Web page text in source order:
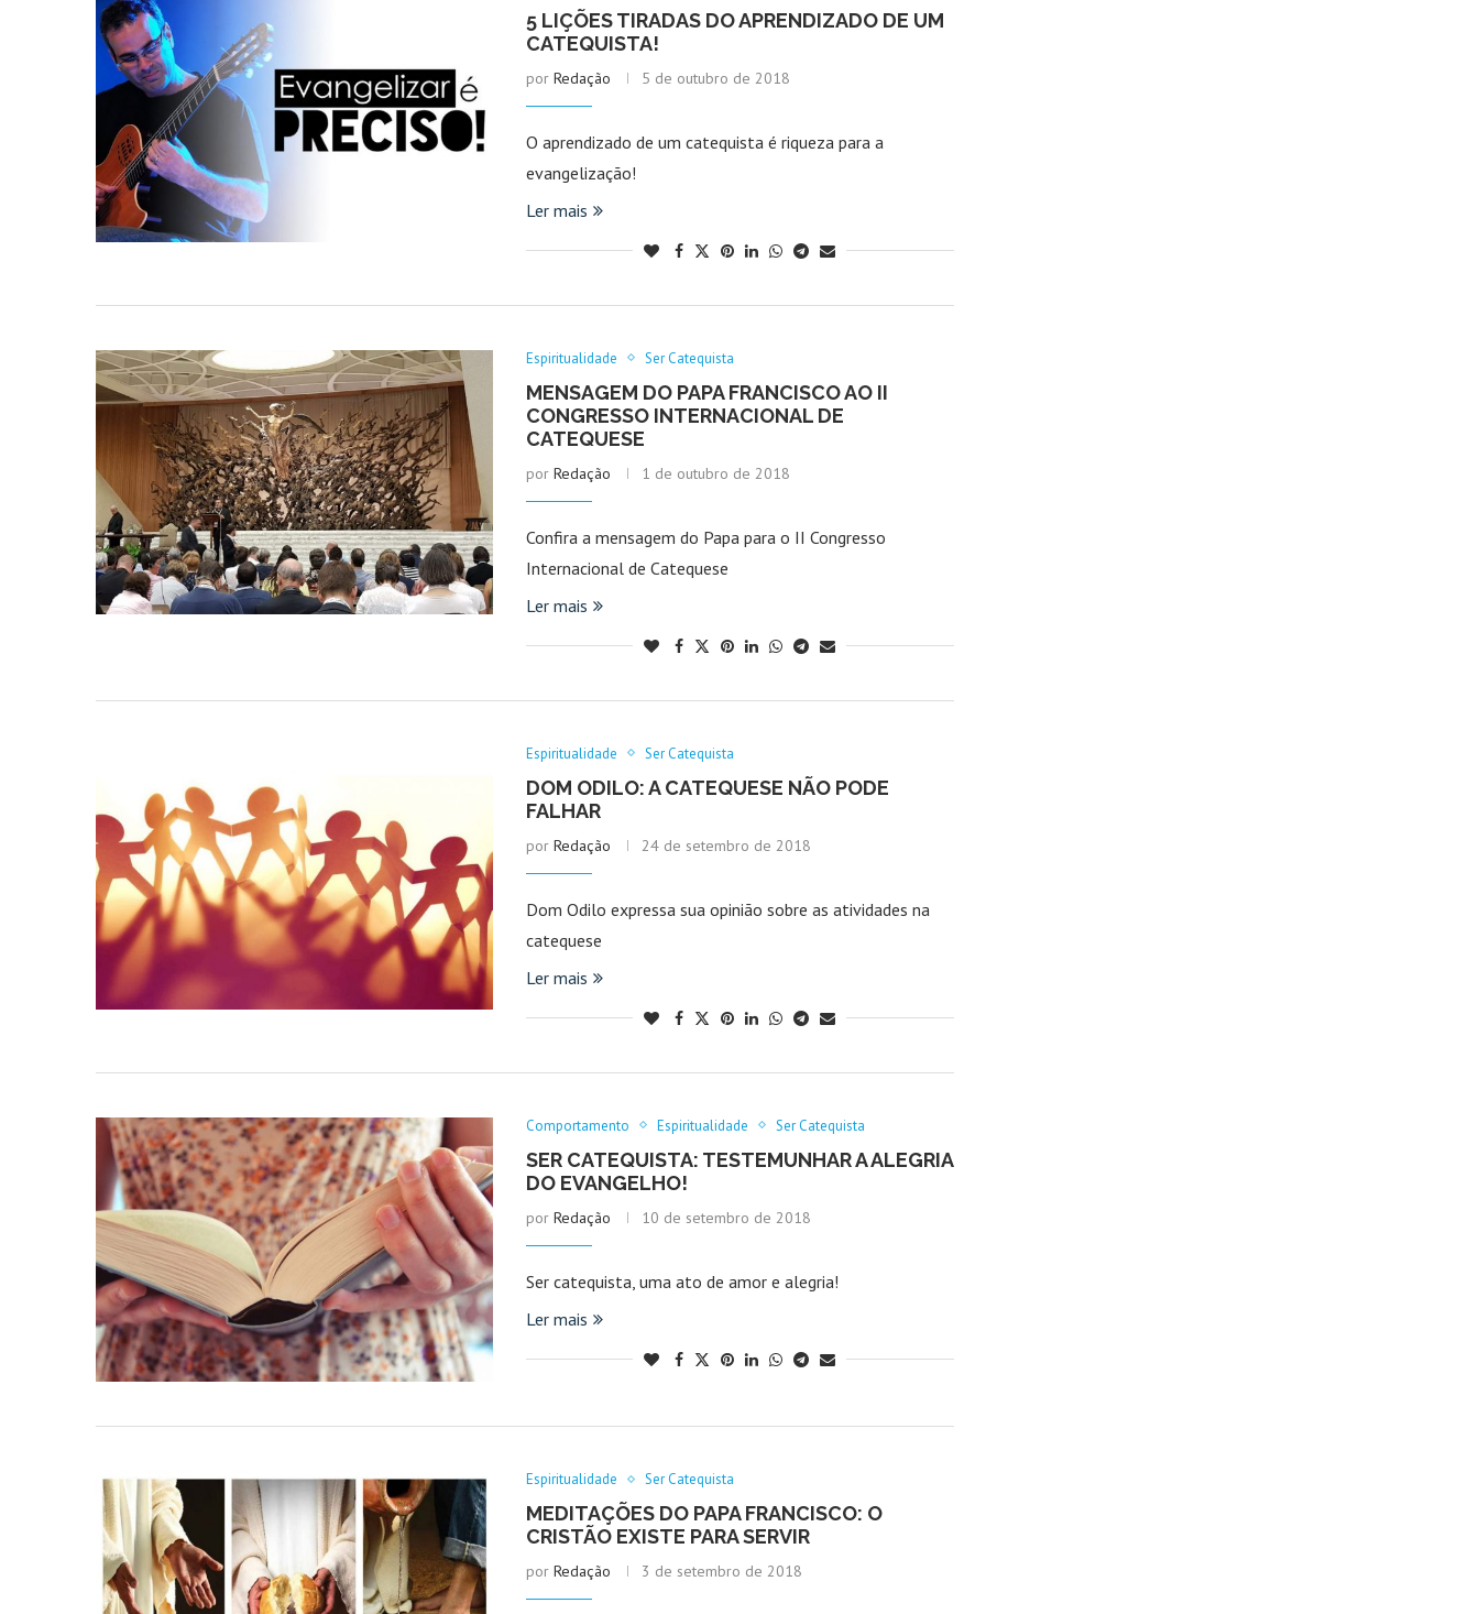
5 LIÇÕES TIRADAS DO APRENDIZADO DE UM
CATEQUISTA!
por Redação 5 de outubro de 2018
O aprendizado de um catequista é riqueza para a
evangelização!
Ler mais
Espiritualidade Ser Catequista
MENSAGEM DO PAPA FRANCISCO AO II
CONGRESSO INTERNACIONAL DE
CATEQUESE
por Redação 1 de outubro de 2018
Confira a mensagem do Papa para o II Congresso
Internacional de Catequese
Ler mais
Espiritualidade Ser Catequista
DOM ODILO: A CATEQUESE NÃO PODE
FALHAR
por Redação 24 de setembro de 2018
Dom Odilo expressa sua opinião sobre as atividades na
catequese
Ler mais
Comportamento Espiritualidade Ser Catequista
SER CATEQUISTA: TESTEMUNHAR A ALEGRIA
DO EVANGELHO!
por Redação 10 de setembro de 2018
Ser catequista, uma ato de amor e alegria!
Ler mais
Espiritualidade Ser Catequista
MEDITAÇÕES DO PAPA FRANCISCO: O
CRISTÃO EXISTE PARA SERVIR
por Redação 3 de setembro de 2018